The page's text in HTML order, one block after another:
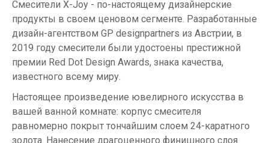
Смесители X-Joy - по-настоящему дизайнерские
продукты в своем ценовом сегменте. Разработанные
дизайн-агентством GP designpartners из Австрии, в
2019 году смесители были удостоены престижной
премии Red Dot Design Awards, знака качества,
известного всему миру.
Настоящее произведение ювелирного искусства в
вашей ванной комнате: корпус смесителя
равномерно покрыт тончайшим слоем 24-каратного
золота. Нанесение драгоценного финишного слоя